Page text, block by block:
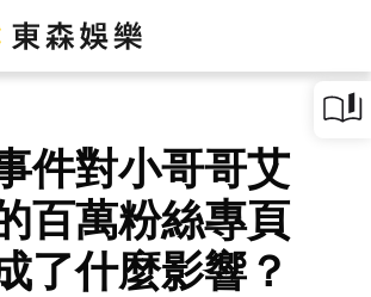
件對小哥哥艾
百萬粉絲專頁
了什麼影響？